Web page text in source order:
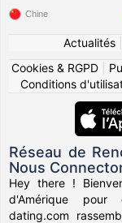
Chine
Actualités|
Cookies & RGPD
Conditions
Réseau de
Nous
Hey there !
d'Amérique pour
dating.com